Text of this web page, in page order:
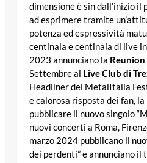
dimensione è sin dall’inizio il
ad esprimere tramite
potenza ed espressività
centinaia e centinaia di live
2023 annunciano la Reunion
Settembre al Live Club di
Headliner del MetalItalia
e calorosa risposta dei fan, la
pubblicare il nuovo singolo
nuovi concerti a Roma,
marzo 2024 pubblicano il
dei perdenti” e annunciano il